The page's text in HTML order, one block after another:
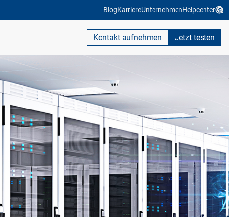
BlogKarriereUnternehmenHelpcenter
Kontakt aufnehmen Jetzt testen